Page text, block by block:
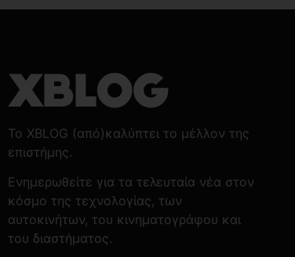
Το XBLOG (από)καλύπτει το μέλλον της
επιστήμης.
Ενημερωθείτε για τα τελευταία νέα στον
κόσμο της τεχνολογίας, των
αυτοκινήτων, του κινηματογράφου και
του διαστήματος.